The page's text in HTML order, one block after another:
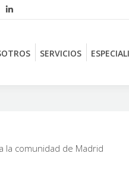
Linkedin
opens
SERVICIOS
la comunidad de Madrid